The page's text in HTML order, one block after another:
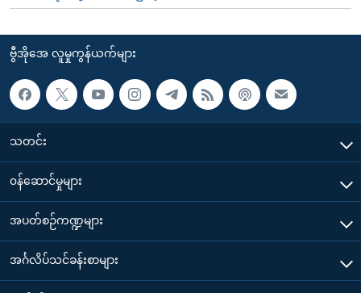
ဗွီအိုအေ လူမှုကွန်ယက်များ
သတင်း
၀န်ဆောင်မှုများ
အပတ်စဉ်ကဏ္ဍများ
အင်္ဂလိပ်သင်ခန်းစာများ